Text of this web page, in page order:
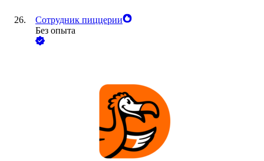
Сотрудник пиццерии
Без опыта